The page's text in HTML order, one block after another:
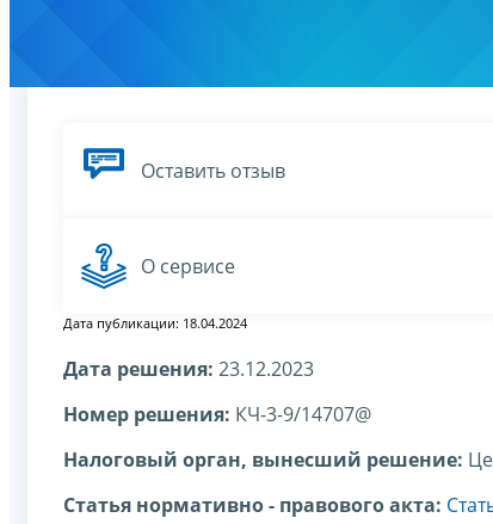
Оставить отзыв
О сервисе
Дата публикации: 18.04.2024
Дата решения: 23.12.2023
Номер решения: КЧ-3-9/14707@
Налоговый орган, вынесший решение:
Статья нормативно - правового акта: